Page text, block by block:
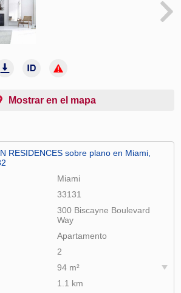
Mostrar en el mapa
RESIDENCES sobre plano en Miami,
Miami
33131
300 Biscayne Boulevard
Way
Apartamento
2
94 m²
1.1 km